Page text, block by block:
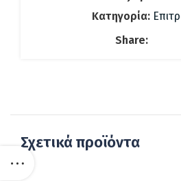
Κατηγορία:
Share:
Σχετικά προϊόντα